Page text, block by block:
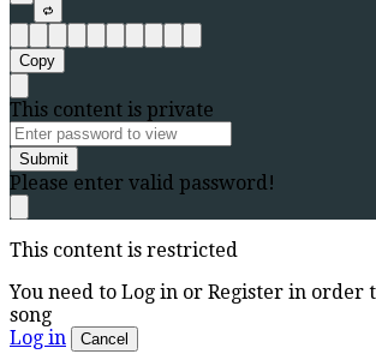
Copy
This content is private
Submit
Please enter valid password!
This content is restricted
You need to Log in or Register in order
song
Log in
Cancel